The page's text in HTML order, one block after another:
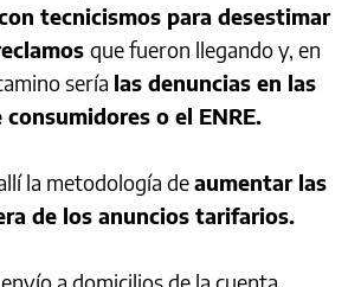
tecnicismos para desestimar
que fueron llegando y, en
sería las denuncias en las
o el ENRE.
la metodología deaumentar las
de los anuncios tarifarios.
a domicilios de la cuenta,